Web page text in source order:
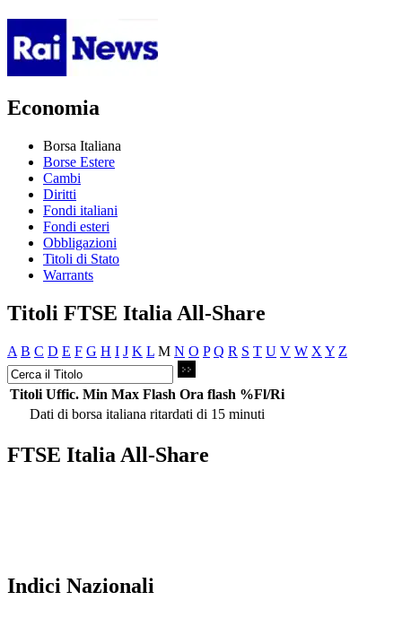
Economia
Borsa Italiana
Borse Estere
Cambi
Diritti
Fondi italiani
Fondi esteri
Obbligazioni
Titoli di Stato
Warrants
Titoli FTSE Italia All-Share
A B C D E F G H I J K L M N O P Q R S T U V W X Y Z
Titoli Uffic. Min Max Flash Ora flash %Fl/Ri
Dati di borsa italiana ritardati di 15 minuti
FTSE Italia All-Share
Indici Nazionali